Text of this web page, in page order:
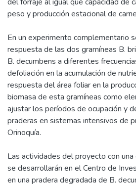
peso y producción estacional de
En un experimento complementario
respuesta de las dos gramíneas B.
B. decumbens a diferentes
defoliación en la acumulación de
respuesta del área foliar en la
biomasa de esta gramíneas como
ajustar los períodos de ocupación y
praderas en sistemas intensivos de
Orinoquía.
Las actividades del proyecto con
se desarrollarán en el Centro de
en una pradera degradada de B.